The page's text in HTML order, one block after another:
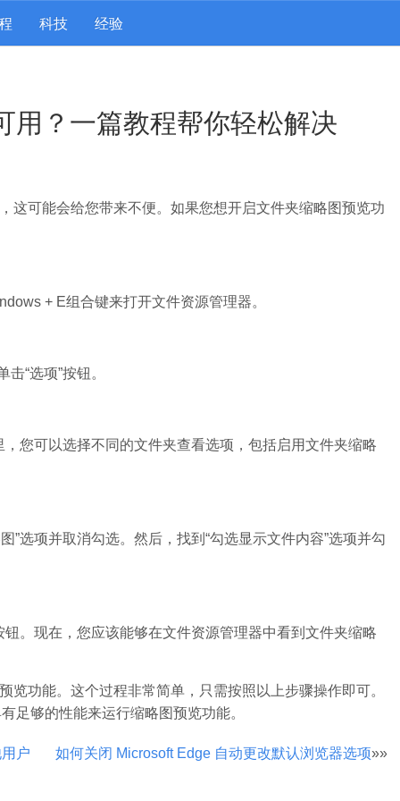
科技 经验
用？一篇教程帮你轻松解决
这可能会给您带来不便。如果您想开启文件夹缩略图预览功
+ E组合键来打开文件资源管理器。
“选项”按钮。
，您可以选择不同的文件夹查看选项，包括启用文件夹缩略
”选项并取消勾选。然后，找到“勾选显示文件内容”选项并勾
钮。现在，您应该能够在文件资源管理器中看到文件夹缩略
功能。这个过程非常简单，只需按照以上步骤操作即可。
足够的性能来运行缩略图预览功能。
户 如何关闭 Microsoft Edge 自动更改默认浏览器选项»»